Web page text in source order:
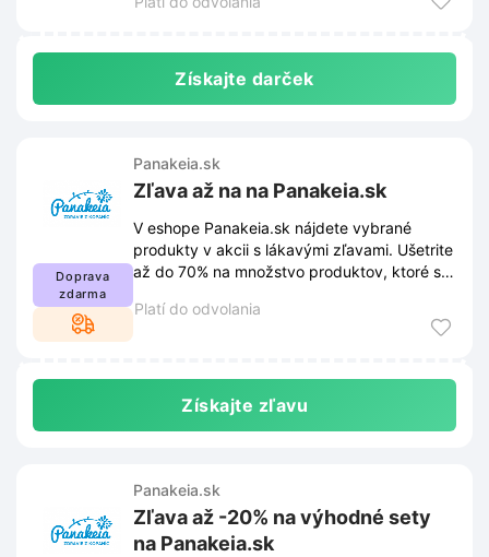
Získajte darček
Doprava
zdarma
Panakeia.sk
Zľava až na na Panakeia.sk
V eshope Panakeia.sk nájdete vybrané
produkty v akcii s lákavými zľavami. Ušetrite
až do 70% na množstvo produktov, ktoré sú
Platí do odvolania
Získajte zľavu
Panakeia.sk
Zľava až -20% na výhodné sety
na Panakeia.sk